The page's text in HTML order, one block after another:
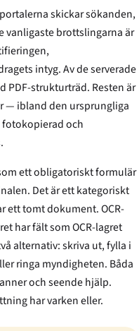
skickar sökanden,
vanligaste brottslingarna är
intyg. Av de serverade
PDF-strukturträd. Resten är
— ibland den ursprungliga
och
ett obligatoriskt formulär
Det är ett kategoriskt
ett tomt dokument. OCR-
har fält som OCR-lagret
alternativ: skriva ut, fylla i
ringa myndigheten. Båda
och seende hjälp.
har varken eller.